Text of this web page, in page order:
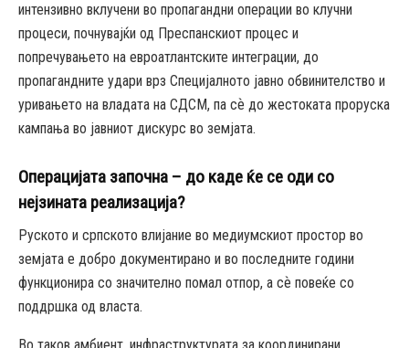
интензивно вклучени во пропагандни операции во клучни
процеси, почнувајќи од Преспанскиот процес и
попречувањето на евроатлантските интеграции, до
пропагандните удари врз Специјалното јавно обвинителство и
уривањето на владата на СДСМ, па сѐ до жестоката проруска
кампања во јавниот дискурс во земјата.
Операцијата започна – до каде ќе се оди со
нејзината реализација?
Руското и српското влијание во медиумскиот простор во
земјата е добро документирано и во последните години
функционира со значително помал отпор, а сѐ повеќе со
поддршка од власта.